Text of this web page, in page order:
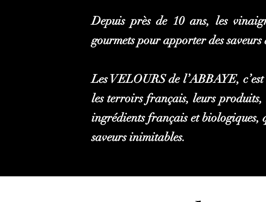
Depuis près de 10 ans, les
gourmets pour apporter des
Les VELOURS de l’ABBAYE,
les terroirs français, leurs
ingrédients français et biologiques,
saveurs inimitables.